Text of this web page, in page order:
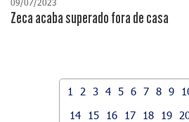
Zeca acaba superado fora de casa
1 2 3 4 5 6 7 8 9
14
15 16 17 18 19